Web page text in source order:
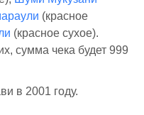
(красное
(красное сухое).
сумма чека будет 999
в 2001 году.